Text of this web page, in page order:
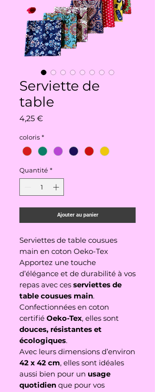
Serviette de
table
4,25 €
coloris *
Quantité *
Ajouter au panier
Serviettes de table cousues
main en coton Oeko-Tex
Apportez une touche
d’élégance et de durabilité à vos
repas avec ces serviettes de
table cousues main.
Confectionnées en coton
certifié Oeko-Tex, elles sont
douces, résistantes et
écologiques.
Avec leurs dimensions d’environ
42 x 42 cm, elles sont idéales
aussi bien pour un usage
quotidien que pour vos